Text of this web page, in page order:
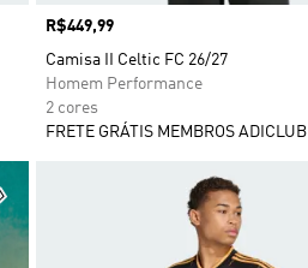
Preço
R$449,99
Camisa II Celtic FC 26/27
Homem Performance
2 cores
FRETE GRÁTIS MEMBROS ADICLUB
Adicionar à Lista de Desejos